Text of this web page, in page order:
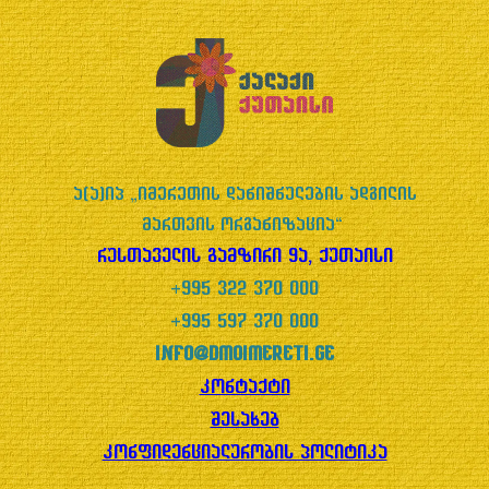
t
o
f
5
ა(ა)იპ „იმერეთის დანიშნულების ადგილის
მართვის ორგანიზაცია“
რუსთაველის გამზირი 9ა, ქუთაისი
+995 322 370 000
+995 597 370 000
info@dmoimereti.ge
კონტაქტი
შესახებ
კონფიდენციალურობის პოლიტიკა